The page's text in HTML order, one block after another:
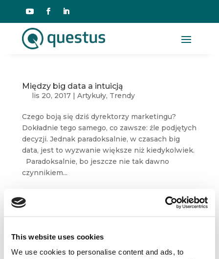
This website uses cookies
We use cookies to personalise content and ads, to
Między big data a intuicją
lis 20, 2017| Artykuły, Trendy
Czego boją się dziś dyrektorzy marketingu?
Dokładnie tego samego, co zawsze: źle podjętych
decyzji. Jednak paradoksalnie, w czasach big
data, jest to wyzwanie większe niż kiedykolwiek.
Paradoksalnie, bo jeszcze nie tak dawno
czynnikiem...